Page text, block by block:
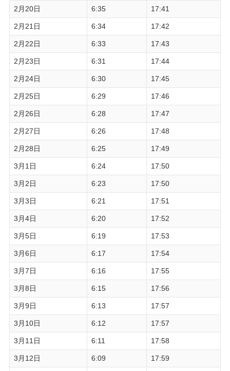
2月20日 6:35 17:41
2月21日 6:34 17:42
2月22日 6:33 17:43
2月23日 6:31 17:44
2月24日 6:30 17:45
2月25日 6:29 17:46
2月26日 6:28 17:47
2月27日 6:26 17:48
2月28日 6:25 17:49
3月1日 6:24 17:50
3月2日 6:23 17:50
3月3日 6:21 17:51
3月4日 6:20 17:52
3月5日 6:19 17:53
3月6日 6:17 17:54
3月7日 6:16 17:55
3月8日 6:15 17:56
3月9日 6:13 17:57
3月10日 6:12 17:57
3月11日 6:11 17:58
3月12日 6:09 17:59